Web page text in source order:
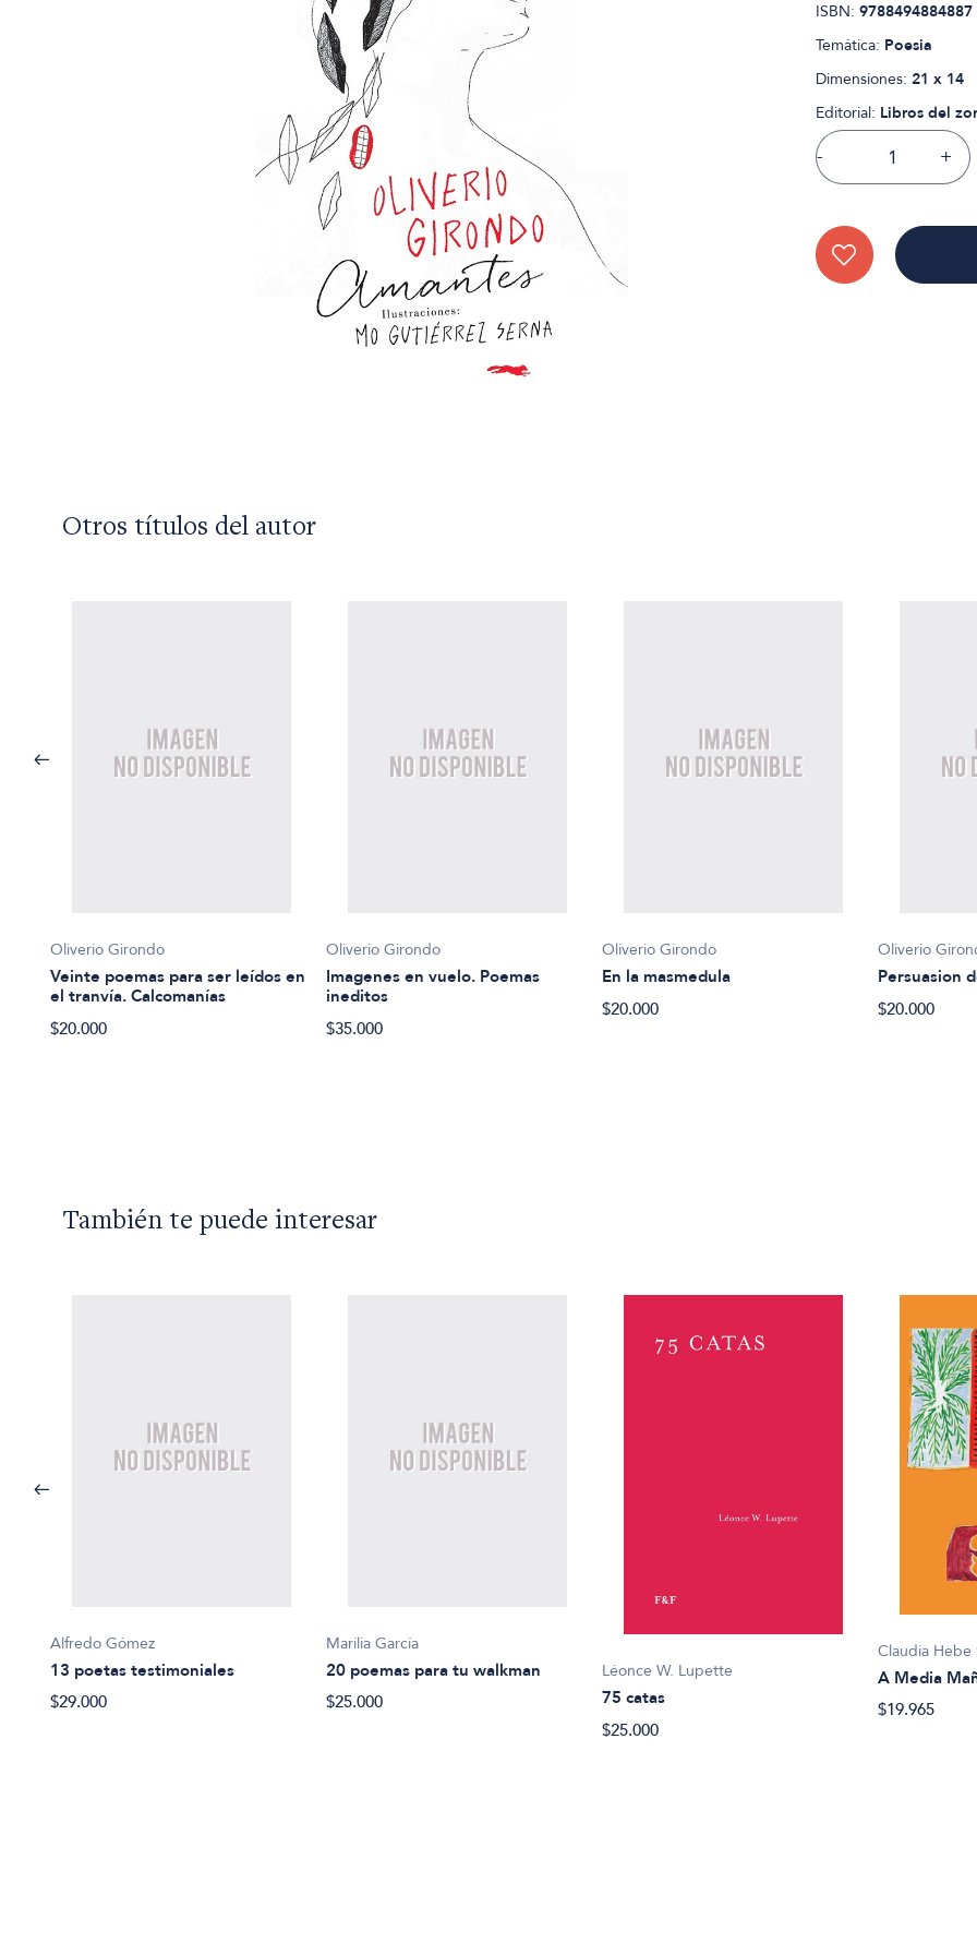
ISBN: 9788494884887
Temática: Poesia
Dimensiones: 21 x 14
Editorial: Libros del
- +
Otros títulos del autor
Oliverio Girondo
Veinte poemas para ser leídos en
el tranvía. Calcomanías
$20.000
Oliverio Girondo
Imagenes en vuelo. Poemas
ineditos
$35.000
Oliverio Girondo
En la masmedula
$20.000
Oliverio
Persuasion
$20.000
También te puede interesar
Alfredo Gómez
13 poetas testimoniales
$29.000
Marilia García
20 poemas para tu walkman
$25.000
Léonce W. Lupette
75 catas
$25.000
Claudia Hebe
A Media
$19.965